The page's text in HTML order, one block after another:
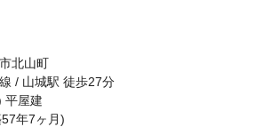
北山町
/ 山城駅 徒歩27分
平屋建
年7ヶ月)